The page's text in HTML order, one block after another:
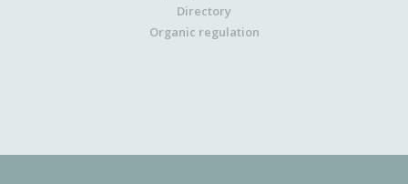
Directory
Organic regulation